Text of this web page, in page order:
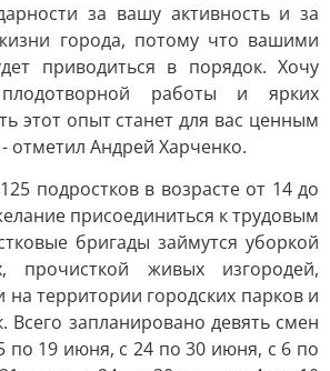
за вашу активность и за
города, потому что вашими
приводиться в порядок. Хочу
работы и ярких
этот опыт станет для вас ценным
отметил Андрей Харченко.
подростков в возрасте от 14 до
присоединиться к трудовым
бригады займутся уборкой
прочисткой живых изгородей,
на территории городских парков и
Всего запланировано девять смен
по 19 июня, с 24 по 30 июня, с 6 по